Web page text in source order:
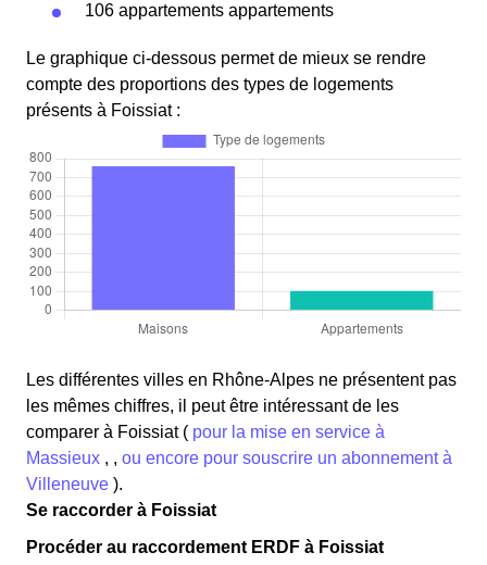
106 appartements appartements
Le graphique ci-dessous permet de mieux se rendre
compte des proportions des types de logements
présents à Foissiat :
Les différentes villes en Rhône-Alpes ne présentent pas
les mêmes chiffres, il peut être intéressant de les
comparer à Foissiat ( pour la mise en service à
Massieux , , ou encore pour souscrire un abonnement à
Villeneuve ).
Se raccorder à Foissiat
Procéder au raccordement ERDF à Foissiat